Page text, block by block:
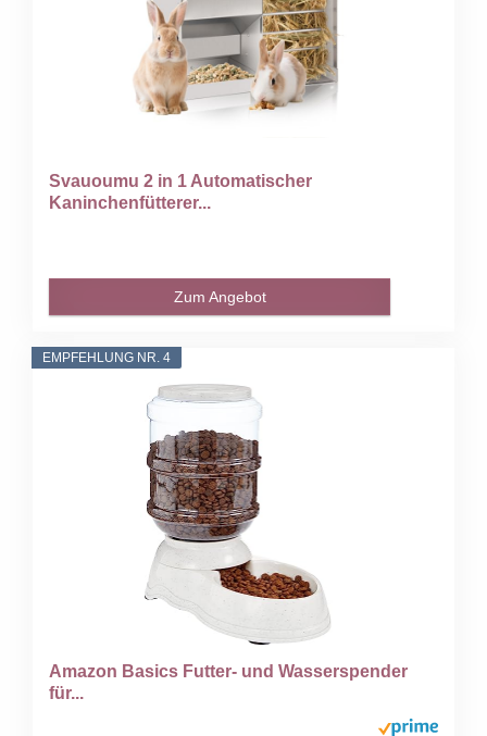
Svauoumu 2 in 1 Automatischer
Kaninchenfütterer...
Zum Angebot
EMPFEHLUNG NR. 4
Amazon Basics Futter- und Wasserspender
für...